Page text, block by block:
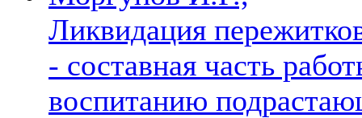
Ликвидация
- составная часть
воспитанию